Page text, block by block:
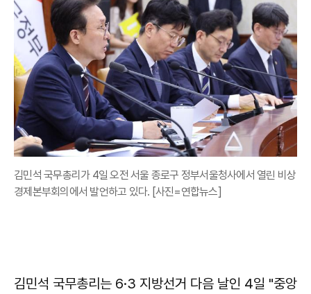
김민석 국무총리가 4일 오전 서울 종로구 정부서울청사에서 열린 비상
경제본부회의에서 발언하고 있다. [사진=연합뉴스]
김민석 국무총리는 6·3 지방선거 다음 날인 4일 "중앙